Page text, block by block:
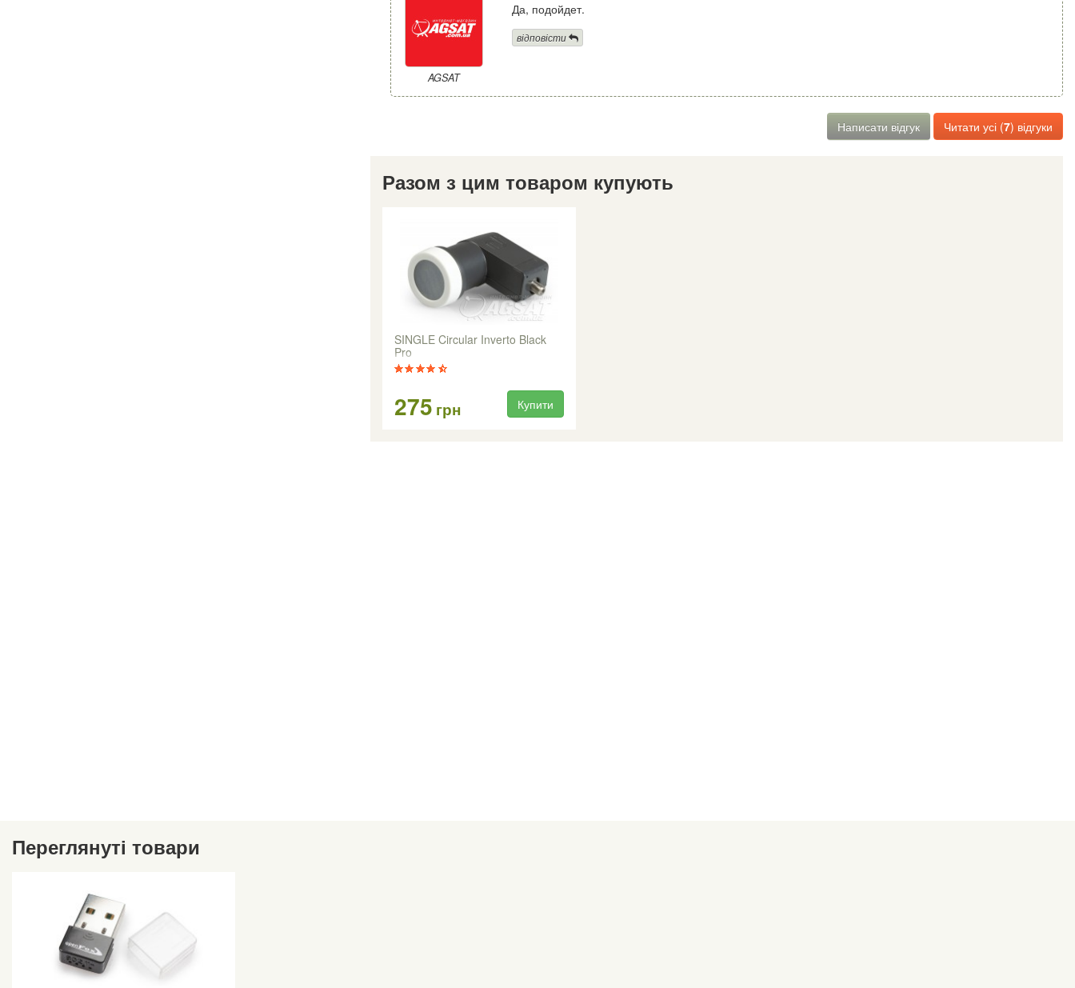
AGSAT
Да, подойдет.
відповісти
Написати відгук Читати усі (7) відгуки
Разом з цим товаром купують
SINGLE Circular Inverto Black
Pro
275 грн Купити
Переглянуті товари